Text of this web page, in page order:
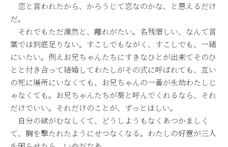
恋と言われたから、かろうじて恋なのかな、と思えるだけ
だ。
それでもただ漠然と、離れがたい。名残惜しい、なんて言
葉では到底足りない。すこしでもながく、すこしでも、一緒
にいたい。例えお兄ちゃんたちにすきなひとが出来てそのひ
とと付き合って結婚してわたしがその式に呼ばれても、互い
の死に場所にいなくても、お兄ちゃんの一番が永劫わたしじ
ゃなくても。お兄ちゃんたちが葵と呼んでくれるなら、それ
だけでいい。それだけのことが、ずっとほしい。
自分の欲がむなしくて、どうしようもなくあつかましく
て、胸を撃たれたようにせつなくなる。わたしの好意が三人